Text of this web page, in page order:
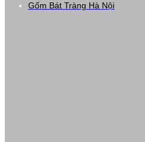
Gốm Bát Tràng Hà Nội